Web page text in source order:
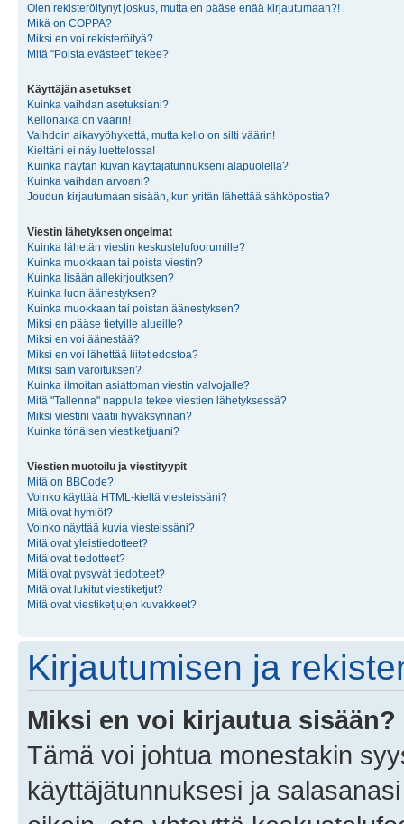
Olen rekisteröitynyt joskus, mutta en pääse enää kirjautumaan?!
Mikä on COPPA?
Miksi en voi rekisteröityä?
Mitä “Poista evästeet” tekee?
Käyttäjän asetukset
Kuinka vaihdan asetuksiani?
Kellonaika on väärin!
Vaihdoin aikavyöhykettä, mutta kello on silti väärin!
Kieltäni ei näy luettelossa!
Kuinka näytän kuvan käyttäjätunnukseni alapuolella?
Kuinka vaihdan arvoani?
Joudun kirjautumaan sisään, kun yritän lähettää sähköpostia?
Viestin lähetyksen ongelmat
Kuinka lähetän viestin keskustelufoorumille?
Kuinka muokkaan tai poista viestin?
Kuinka lisään allekirjoutksen?
Kuinka luon äänestyksen?
Kuinka muokkaan tai poistan äänestyksen?
Miksi en pääse tietyille alueille?
Miksi en voi äänestää?
Miksi en voi lähettää liitetiedostoa?
Miksi sain varoituksen?
Kuinka ilmoitan asiattoman viestin valvojalle?
Mitä "Tallenna" nappula tekee viestien lähetyksessä?
Miksi viestini vaatii hyväksynnän?
Kuinka tönäisen viestiketjuani?
Viestien muotoilu ja viestityypit
Mitä on BBCode?
Voinko käyttää HTML-kieltä viesteissäni?
Mitä ovat hymiöt?
Voinko näyttää kuvia viesteissäni?
Mitä ovat yleistiedotteet?
Mitä ovat tiedotteet?
Mitä ovat pysyvät tiedotteet?
Mitä ovat lukitut viestiketjut?
Mitä ovat viestiketjujen kuvakkeet?
Kirjautumisen ja
Miksi en voi kirjautua sisään?
Tämä voi johtua monestakin
käyttäjätunnuksesi ja